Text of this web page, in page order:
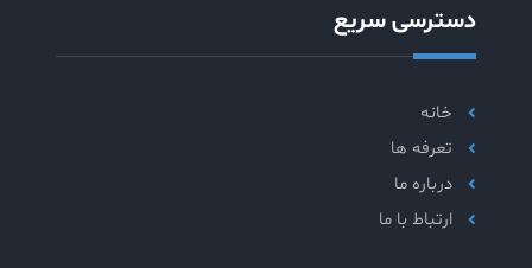
دسترسی سریع
خانه
تعرفه ها
درباره ما
ارتباط با ما